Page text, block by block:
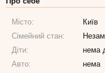
Місто:
Київ
Сімейний стан:
Діти:
нема
Авто:
нема